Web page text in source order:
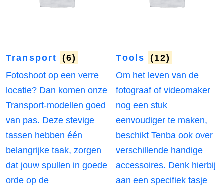
Transport
(6)
Fotoshoot op een verre
locatie? Dan komen onze
Transport-modellen goed
van pas. Deze stevige
tassen hebben één
belangrijke taak, zorgen
dat jouw spullen in goede
orde op de
Tools
(12)
Om het leven van de
fotograaf of videomaker
nog een stuk
eenvoudiger te maken,
beschikt Tenba ook over
verschillende handige
accessoires. Denk hierbij
aan een specifiek tasje